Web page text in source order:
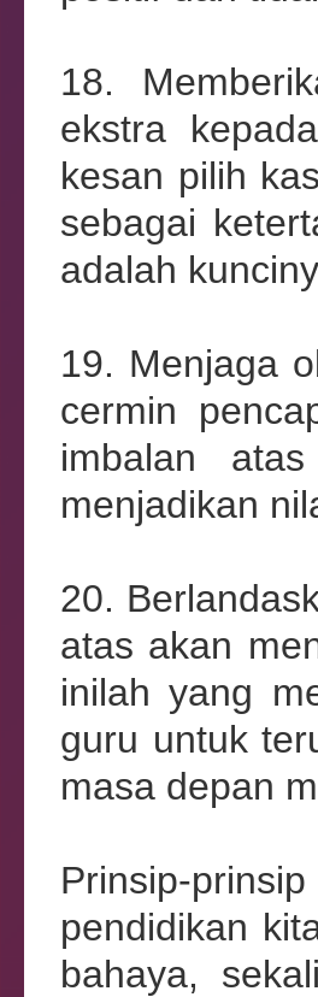
18.
ekstra
kesan pilih
sebagai
adalah
19. Menjaga
cermin
imbalan
menjadikan
20.
atas akan
inilah yang
guru untuk
masa depan
Prinsip-
pendidikan
bahaya,